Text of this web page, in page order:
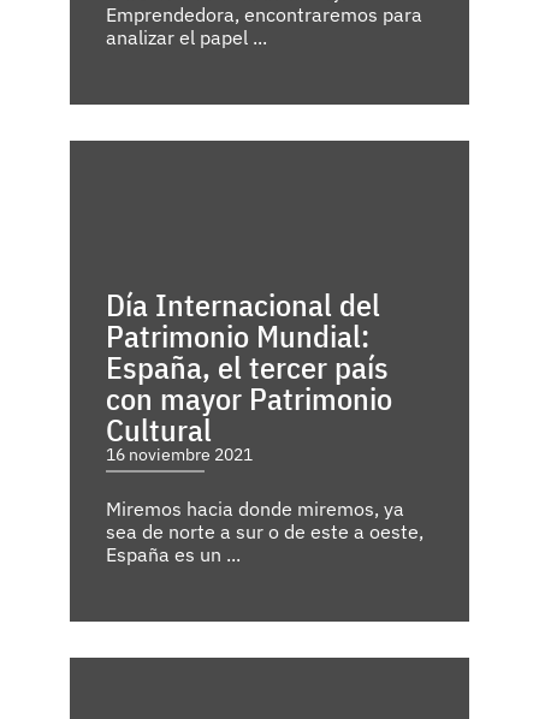
Emprendedora, encontraremos para
analizar el papel ...
Día Internacional del
Patrimonio Mundial:
España, el tercer país
con mayor Patrimonio
Cultural
16 noviembre 2021
Miremos hacia donde miremos, ya
sea de norte a sur o de este a oeste,
España es un ...